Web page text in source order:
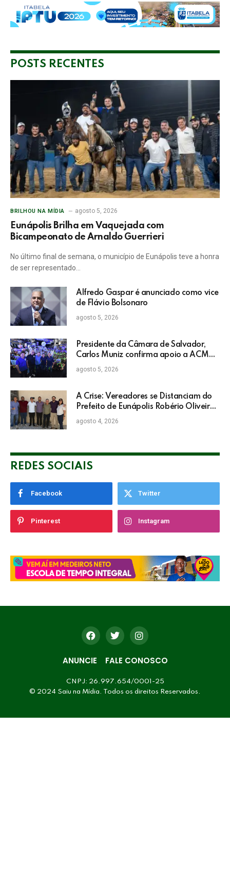
POSTS RECENTES
BRILHOU NA MÍDIA agosto 5, 2026
Eunápolis Brilha em Vaquejada com
Bicampeonato de Arnaldo Guerrieri
No último final de semana, o município de Eunápolis teve a honra
de ser representado…
Alfredo Gaspar é anunciado como vice
de Flávio Bolsonaro
agosto 5, 2026
Presidente da Câmara de Salvador,
Carlos Muniz confirma apoio a ACM
Neto: “Irei lutar voto a voto na sua
campanha”
agosto 5, 2026
A Crise: Vereadores se Distanciam do
Prefeito de Eunápolis Robério Oliveira
nas Eleições
agosto 4, 2026
REDES SOCIAIS
Facebook Twitter
Pinterest Instagram
ANUNCIE FALE CONOSCO
CNPJ: 26.997.654/0001-25
© 2024 Saiu na Mídia. Todos os direitos Reservados.